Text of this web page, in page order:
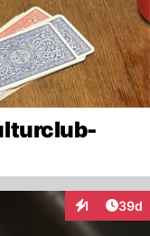
1
Interaktionen
39d